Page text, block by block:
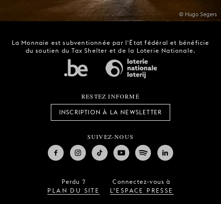
© Hugo Segers
La Monnaie est subventionnée par l'État fédéral et bénéficie
du soutien du Tax Shelter et de la Loterie Nationale.
RESTEZ INFORMÉ
INSCRIPTION À LA NEWSLETTER
SUIVEZ-NOUS
Perdu ?
PLAN DU SITE
Connectez-vous à
L’ESPACE PRESSE